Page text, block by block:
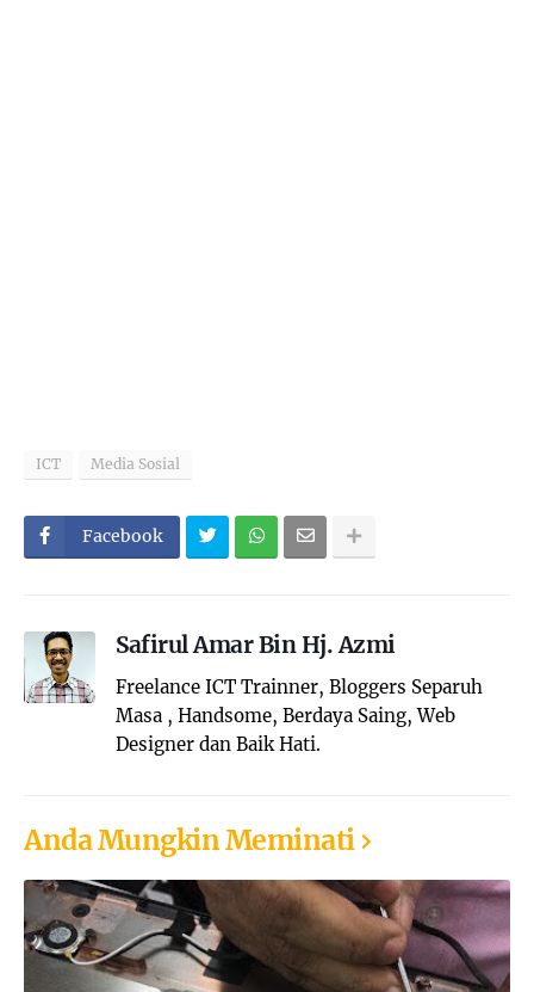
ICT Media Sosial
Facebook
Safirul Amar Bin Hj. Azmi
Freelance ICT Trainner, Bloggers Separuh
Masa , Handsome, Berdaya Saing, Web
Designer dan Baik Hati.
Anda Mungkin Meminati